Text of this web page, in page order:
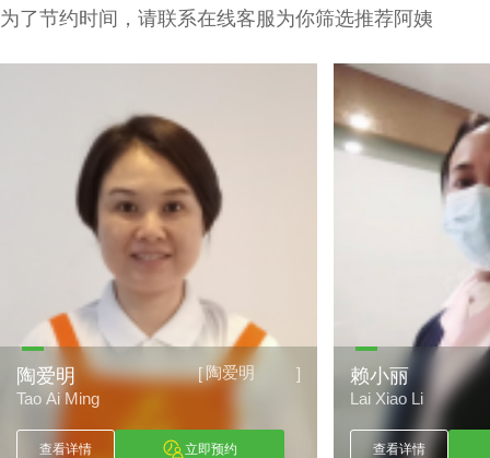
为了节约时间，请联系在线客服为你筛选推荐阿姨
[陶爱明 ]
陶爱明
Tao Ai Ming
查看详情 立即预约
赖小丽
Lai Xiao Li
查看详情